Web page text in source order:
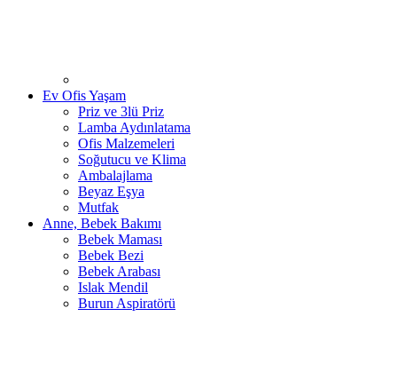
Ev Ofis Yaşam
Priz ve 3lü Priz
Lamba Aydınlatama
Ofis Malzemeleri
Soğutucu ve Klima
Ambalajlama
Beyaz Eşya
Mutfak
Anne, Bebek Bakımı
Bebek Maması
Bebek Bezi
Bebek Arabası
Islak Mendil
Burun Aspiratörü